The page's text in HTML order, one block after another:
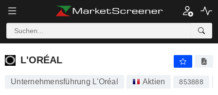
L'ORÉAL
L'ORÉAL
Unternehmensführung L'Oréal Aktien 853888